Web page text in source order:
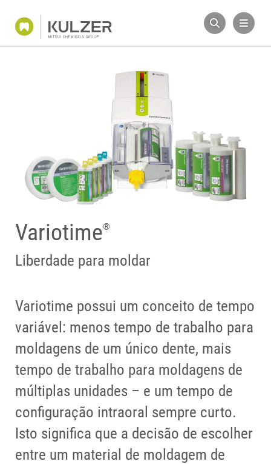
Variotime®
Liberdade para moldar
Variotime possui um conceito de tempo
variável: menos tempo de trabalho para
moldagens de um único dente, mais
tempo de trabalho para moldagens de
múltiplas unidades – e um tempo de
configuração intraoral sempre curto.
Isto significa que a decisão de escolher
entre um material de moldagem de